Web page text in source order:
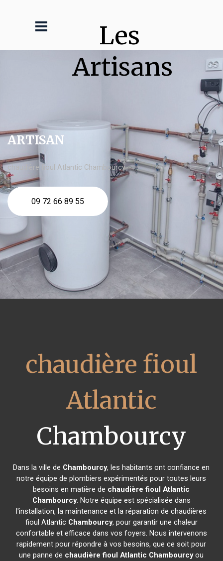
Les
Artisans
ARTISAN
chaudière fioul Atlantic Chambourcy
09 72 66 89 55
chaudière fioul
Atlantic
Chambourcy
Dans la ville de Chambourcy, les habitants ont confiance en
notre équipe de plombiers expérimentés pour toutes leurs
besoins en matière de chaudière fioul Atlantic
Chambourcy. Notre équipe est spécialisée dans
l'installation, la maintenance et la réparation de chaudières
fioul Atlantic Chambourcy, pour garantir une chaleur
confortable et efficace dans vos foyers. Nous intervenons
rapidement pour répondre à vos besoins, que ce soit pour
une panne de chaudière fioul Atlantic Chambourcyou